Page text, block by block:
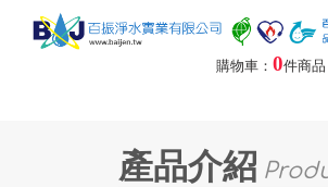
購物車： 0件商品
產品介紹